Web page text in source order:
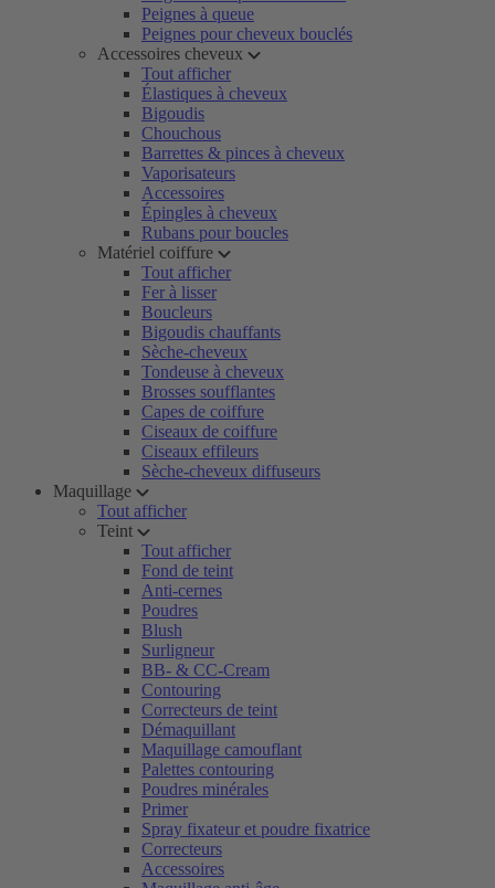
Peignes à queue
Peignes pour cheveux bouclés
Accessoires cheveux
Tout afficher
Élastiques à cheveux
Bigoudis
Chouchous
Barrettes & pinces à cheveux
Vaporisateurs
Accessoires
Épingles à cheveux
Rubans pour boucles
Matériel coiffure
Tout afficher
Fer à lisser
Boucleurs
Bigoudis chauffants
Sèche-cheveux
Tondeuse à cheveux
Brosses soufflantes
Capes de coiffure
Ciseaux de coiffure
Ciseaux effileurs
Sèche-cheveux diffuseurs
Maquillage
Tout afficher
Teint
Tout afficher
Fond de teint
Anti-cernes
Poudres
Blush
Surligneur
BB- & CC-Cream
Contouring
Correcteurs de teint
Démaquillant
Maquillage camouflant
Palettes contouring
Poudres minérales
Primer
Spray fixateur et poudre fixatrice
Correcteurs
Accessoires